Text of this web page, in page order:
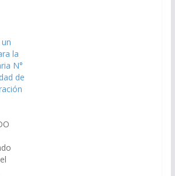
la
el
Nº
la
N°
de